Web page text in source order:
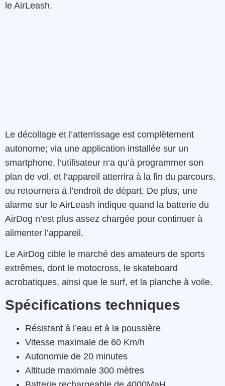
le AirLeash.
Le décollage et l’atterrissage est complètement
autonome; via une application installée sur un
smartphone, l’utilisateur n’a qu’à programmer son
plan de vol, et l’appareil atterrira à la fin du parcours,
ou retournera à l’endroit de départ. De plus, une
alarme sur le AirLeash indique quand la batterie du
AirDog n’est plus assez chargée pour continuer à
alimenter l’appareil.
Le AirDog cible le marché des amateurs de sports
extrêmes, dont le motocross, le skateboard
acrobatiques, ainsi que le surf, et la planche à voile.
Spécifications techniques
Résistant à l’eau et à la poussière
Vitesse maximale de 60 Km/h
Autonomie de 20 minutes
Altitude maximale 300 mètres